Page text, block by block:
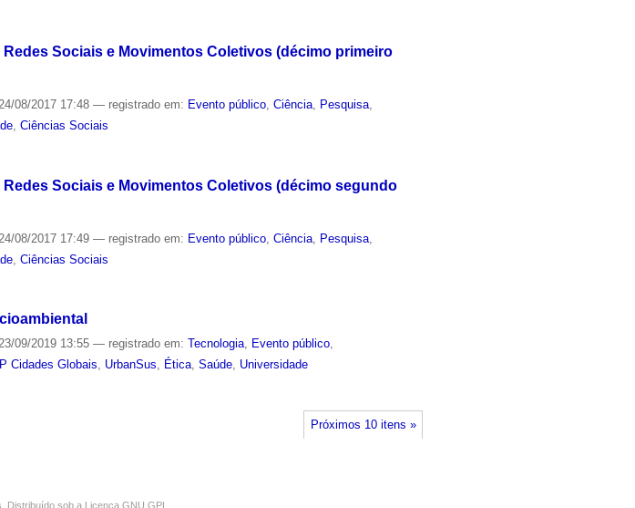
Sociais e Movimentos Coletivos (décimo primeiro
24/08/2017 17:48— registrado em: Evento público ,Ciência Pesquisa
,Ciências Sociais
Sociais e Movimentos Coletivos (décimo segundo
24/08/2017 17:49— registrado em: Evento público ,Ciência Pesquisa
,Ciências Sociais
09/2019 13:55— registrado em:Tecnologia, Evento público,
Cidades Globais, UrbanSus, Ética,Saúde, Universidade
Próximos 10 itens »
Distribuído sob a Licença GNU GPL